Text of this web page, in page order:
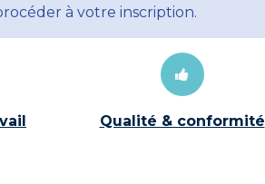
à votre inscription.
Qualité & conformité